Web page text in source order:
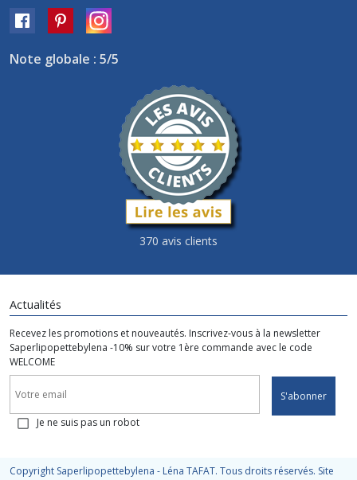
Note globale : 5/5
370 avis clients
Actualités
Recevez les promotions et nouveautés. Inscrivez-vous à la newsletter
Saperlipopettebylena -10% sur votre 1ère commande avec le code
WELCOME
S'abonner
Je ne suis pas un robot
Copyright Saperlipopettebylena - Léna TAFAT. Tous droits réservés. Site